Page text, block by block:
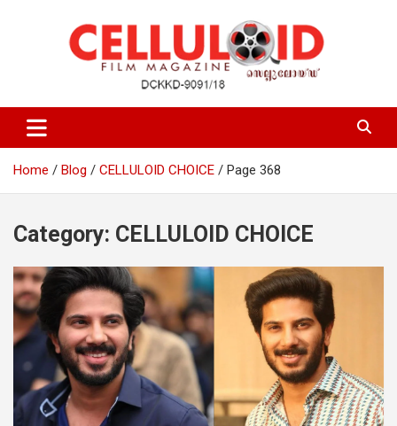
celluloid
Home Blog CELLULOID CHOICE Page 368
Category: CELLULOID CHOICE